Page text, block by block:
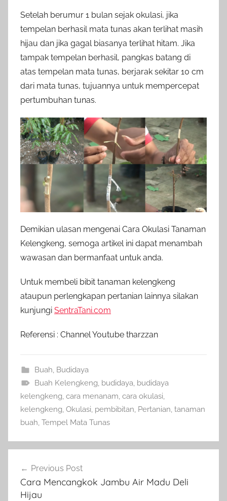
Setelah berumur 1 bulan sejak okulasi, jika
tempelan berhasil mata tunas akan terlihat masih
hijau dan jika gagal biasanya terlihat hitam. Jika
tampak tempelan berhasil, pangkas batang di
atas tempelan mata tunas, berjarak sekitar 10 cm
dari mata tunas, tujuannya untuk mempercepat
pertumbuhan tunas.
Demikian ulasan mengenai Cara Okulasi Tanaman
Kelengkeng, semoga artikel ini dapat menambah
wawasan dan bermanfaat untuk anda.
Untuk membeli bibit tanaman kelengkeng
ataupun perlengkapan pertanian lainnya silakan
kunjungi SentraTani.com
Referensi : Channel Youtube tharzzan
Buah Budidaya
Buah Kelengkeng budidaya budidaya
kelengkeng cara menanam cara okulasi
kelengkeng Okulasi pembibitan Pertanian tanaman
buah Tempel Mata Tunas
pos
Previous Post
Cara Mencangkok Jambu Air Madu Deli
Hijau